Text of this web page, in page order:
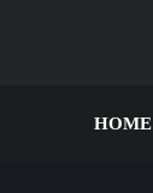
HOME